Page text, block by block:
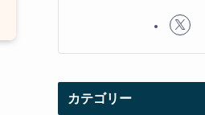
カテゴリー